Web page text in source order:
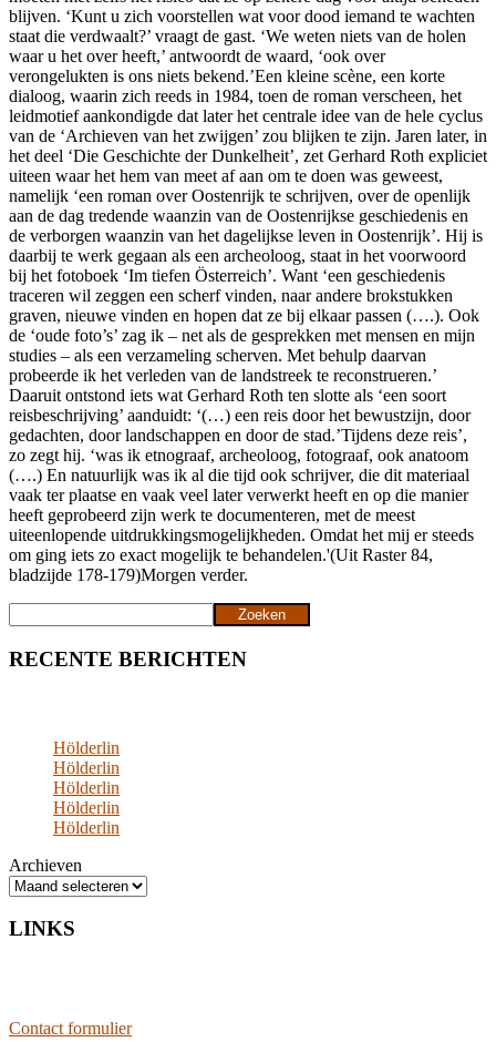
blijven. ‘Kunt u zich voorstellen wat voor dood iemand te wachten
staat die verdwaalt?’ vraagt de gast. ‘We weten niets van de holen
waar u het over heeft,’ antwoordt de waard, ‘ook over
verongelukten is ons niets bekend.’Een kleine scène, een korte
dialoog, waarin zich reeds in 1984, toen de roman verscheen, het
leidmotief aankondigde dat later het centrale idee van de hele cyclus
van de ‘Archieven van het zwijgen’ zou blijken te zijn. Jaren later, in
het deel ‘Die Geschichte der Dunkelheit’, zet Gerhard Roth expliciet
uiteen waar het hem van meet af aan om te doen was geweest,
namelijk ‘een roman over Oostenrijk te schrijven, over de openlijk
aan de dag tredende waanzin van de Oostenrijkse geschiedenis en
de verborgen waanzin van het dagelijkse leven in Oostenrijk’. Hij is
daarbij te werk gegaan als een archeoloog, staat in het voorwoord
bij het fotoboek ‘Im tiefen Österreich’. Want ‘een geschiedenis
traceren wil zeggen een scherf vinden, naar andere brokstukken
graven, nieuwe vinden en hopen dat ze bij elkaar passen (….). Ook
de ‘oude foto’s’ zag ik – net als de gesprekken met mensen en mijn
studies – als een verzameling scherven. Met behulp daarvan
probeerde ik het verleden van de landstreek te reconstrueren.’
Daaruit ontstond iets wat Gerhard Roth ten slotte als ‘een soort
reisbeschrijving’ aanduidt: ‘(…) een reis door het bewustzijn, door
gedachten, door landschappen en door de stad.’Tijdens deze reis’,
zo zegt hij. ‘was ik etnograaf, archeoloog, fotograaf, ook anatoom
(….) En natuurlijk was ik al die tijd ook schrijver, die dit materiaal
vaak ter plaatse en vaak veel later verwerkt heeft en op die manier
heeft geprobeerd zijn werk te documenteren, met de meest
uiteenlopende uitdrukkingsmogelijkheden. Omdat het mij er steeds
om ging iets zo exact mogelijk te behandelen.'(Uit Raster 84,
bladzijde 178-179)Morgen verder.
Zoeken
RECENTE BERICHTEN
Hölderlin
Hölderlin
Hölderlin
Hölderlin
Hölderlin
Archieven
LINKS
Contact formulier